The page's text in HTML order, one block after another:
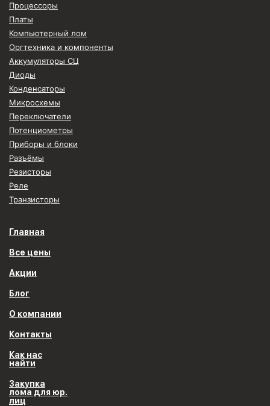
Процессоры
Платы
Компьютерный лом
Оргтехника и компоненты
Аккумуляторы СЦ
Диоды
Конденсаторы
Микросхемы
Переключатели
Потенциометры
Приборы и блоки
Разъёмы
Резисторы
Реле
Транзисторы
Главная
Все цены
Акции
Блог
О компании
Контакты
Как нас
найти
Закупка
лома для юр.
лиц